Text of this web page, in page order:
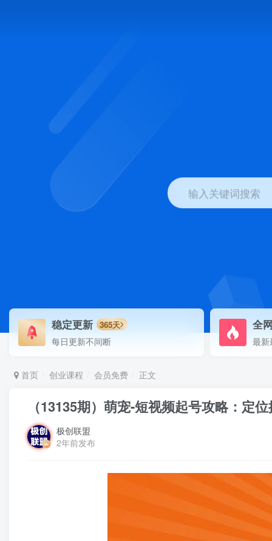
输入关键词搜索
稳定更新 365天
每日更新不间断
全
最新
首页 创业课程 会员免费 正文
（13135期）萌宠-短视频起号攻略：定
极创联盟
2年前发布